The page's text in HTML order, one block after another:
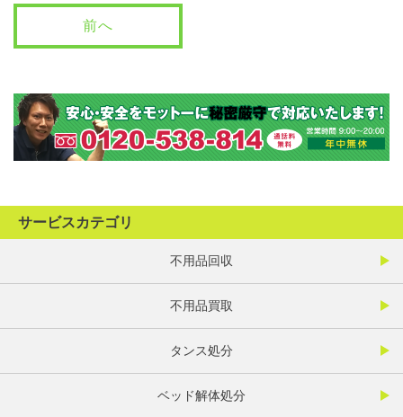
前へ
サービスカテゴリ
不用品回収
不用品買取
タンス処分
ベッド解体処分